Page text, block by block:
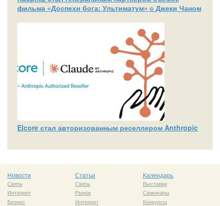
фильма «Доспехи бога: Ультиматум» с Джеки Чаном
Elcore стал авторизованным реселлером Anthropic
Новости
Связь
Интернет
Бизнес
Статьи
Связь
Рынок
Интернет
Календарь
Выставки
Семинары
Конкурсы